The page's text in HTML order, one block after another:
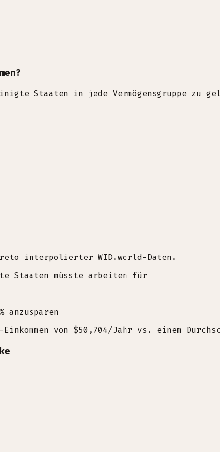
Staaten in jede Vermögensgruppe zu
interpolierter WID.world-Daten.
Staaten müsste arbeiten für
anzusparen
von $50,704/Jahr vs. einem